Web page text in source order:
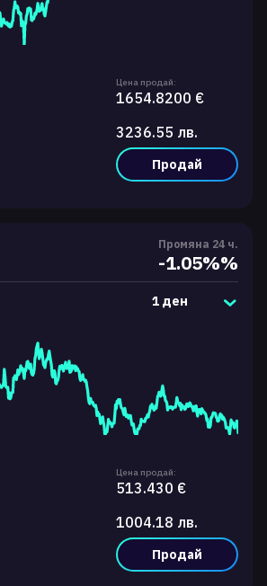
Цена продай:
1654.8200 €
3236.55 лв.
Продай
Промяна 24 ч.
-1.05%%
1 ден
Цена продай:
513.430 €
1004.18 лв.
Продай